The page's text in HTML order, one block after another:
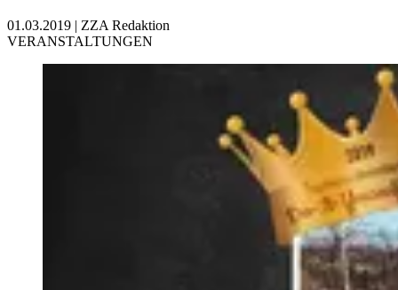
01.03.2019 | ZZA Redaktion
VERANSTALTUNGEN